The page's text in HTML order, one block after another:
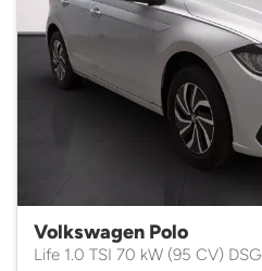
Volkswagen Polo
Life 1.0 TSI 70 kW (95 CV) DSG